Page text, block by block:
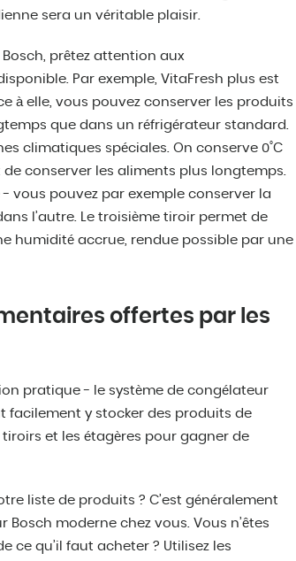
sera un véritable plaisir.
prêtez attention aux
Par exemple, VitaFresh plus est
à elle, vous pouvez conserver les produits
que dans un réfrigérateur standard.
climatiques spéciales. On conserve 0˚C
conserver les aliments plus longtemps.
vous pouvez par exemple conserver la
l’autre. Le troisième tiroir permet de
humidité accrue, rendue possible par une
offertes par les
pratique - le système de congélateur
facilement y stocker des produits de
et les étagères pour gagner de
liste de produits ? C’est généralement
moderne chez vous. Vous n’êtes
ce qu’il faut acheter ? Utilisez les